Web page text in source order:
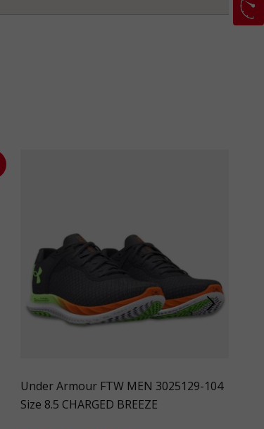
Under Armour FTW MEN 3025129-104
Size 8.5 CHARGED BREEZE